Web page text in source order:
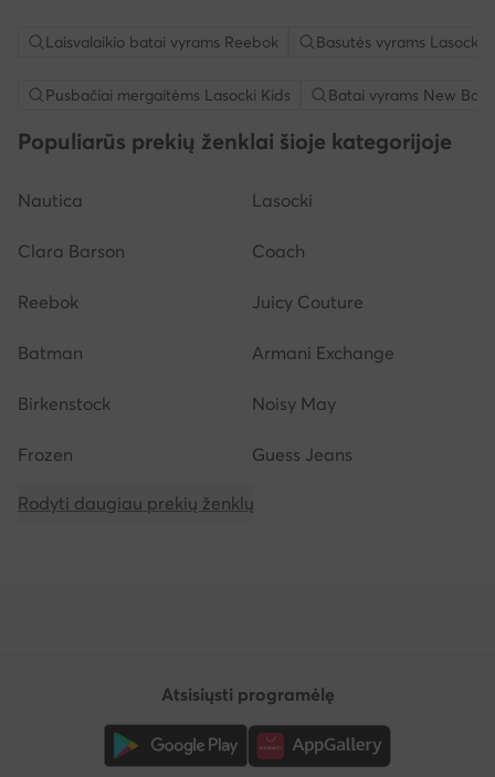
Laisvalaikio batai vyrams Reebok Basutės vyrams Lasocki
Pusbačiai mergaitėms Lasocki Kids Batai vyrams New
Populiarūs prekių ženklai šioje kategorijoje
Nautica Lasocki
Clara Barson Coach
Reebok Juicy Couture
Batman Armani Exchange
Birkenstock Noisy May
Frozen Guess Jeans
Rodyti daugiau prekių ženklų
Atsisiųsti programėlę